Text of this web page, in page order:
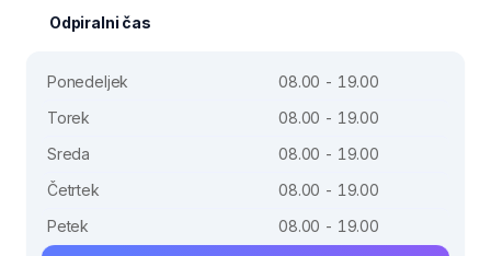
Odpiralni čas
Ponedeljek
08.00 - 19.00
Torek
08.00 - 19.00
Sreda
08.00 - 19.00
Četrtek
08.00 - 19.00
Petek
08.00 - 19.00